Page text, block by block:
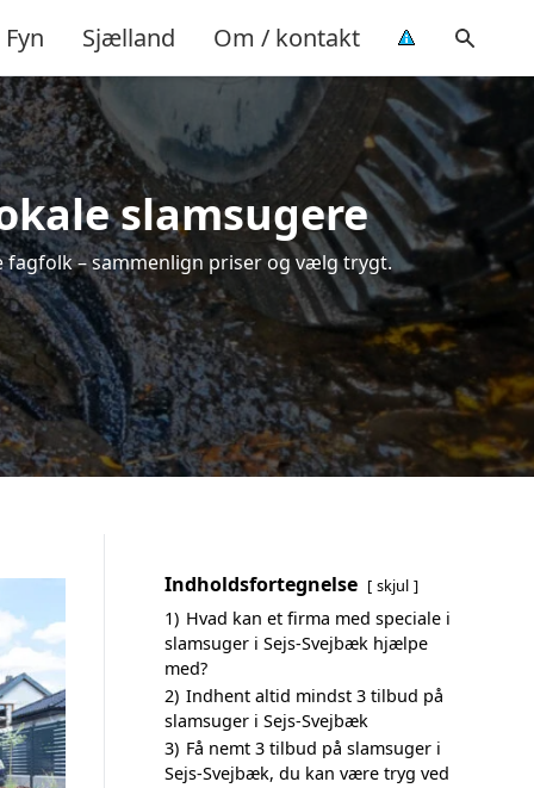
Fyn Sjælland Om / kontakt
slamsugere
– sammenlign priser og vælg trygt.
Indholdsfortegnelse skjul
1) Hvad kan et firma med speciale i
slamsuger i Sejs-Svejbæk hjælpe
med?
2) Indhent altid mindst 3 tilbud på
slamsuger i Sejs-Svejbæk
3) Få nemt 3 tilbud på slamsuger i
Sejs-Svejbæk, du kan være tryg ved